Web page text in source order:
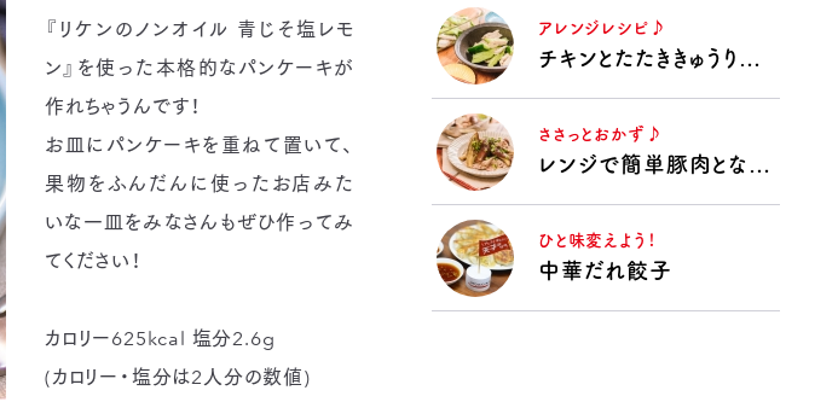
『リケンのノンオイル 青じそ塩レモ
ン』を使った本格的なパンケーキが
作れちゃうんです！
お皿にパンケーキを重ねて置いて、
果物をふんだんに使ったお店みた
いな一皿をみなさんもぜひ作ってみ
てください！
カロリー625kcal 塩分2.6g
(カロリー・塩分は2人分の数値)
アレンジレシピ♪
チキンとたたききゅうりのうま塩漬け
ささっとおかず♪
レンジで簡単豚肉となすの揚げない揚げ浸し
ひと味変えよう！
中華だれ餃子